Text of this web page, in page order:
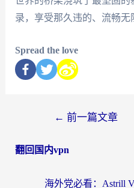
录，享受那久违的、流畅无
Spread the love
← 前一篇文章
翻回国内vpn